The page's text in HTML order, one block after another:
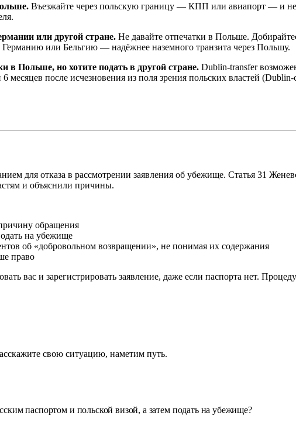
Въезжайте через польскую границу — КПП или авиапорт — и
или другой стране. Не давайте отпечатки в Польше.
или Бельгию — надёжнее наземного транзита через Польшу.
в Польше, но хотите подать в другой стране. Dublin-transfer
6 месяцев после исчезновения из поля зрения польских властей
для отказа в рассмотрении заявления об убежище. Статья 31
и объяснили причины.
обращения
на убежище
об «добровольном возвращении», не понимая их содержания
право
вас и зарегистрировать заявление, даже если паспорта нет.
свою ситуацию, наметим путь.
паспортом и польской визой, а затем подать на убежище?